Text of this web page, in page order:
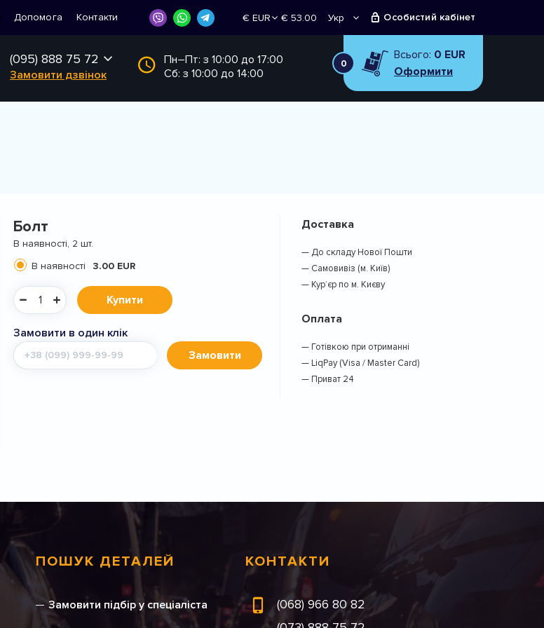
Допомога Контакти
€ EUR
€ 53.00
Укр
Особистий кабінет
(095) 888 75 72
Замовити дзвінок
Пн–Пт: з 10:00 до 17:00
Сб: з 10:00 до 14:00
0
Всього: 0 EUR
Оформити
Болт
В наявності, 2 шт.
В наявності
3.00 EUR
Купити
Замовити в один клік
Мобільний
телефон
Замовити
Доставка
— До складу Нової Пошти
— Самовивіз (м. Київ)
— Кур’єр по м. Києву
Оплата
— Готівкою при отриманні
— LiqPay (Visa / Master Card)
— Приват 24
ПОШУК ДЕТАЛЕЙ
Замовити підбір у спеціаліста
КОНТАКТИ
(068) 966 80 82